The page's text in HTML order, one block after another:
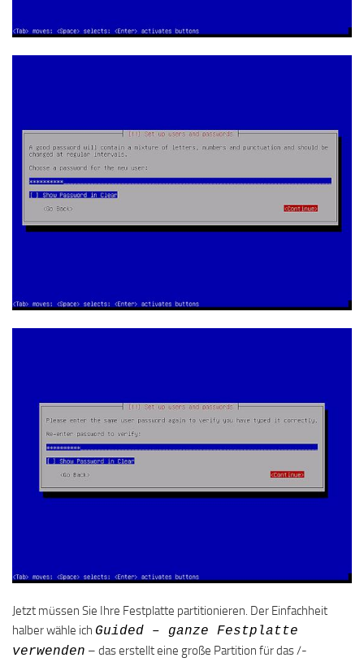
Jetzt müssen Sie Ihre Festplatte partitionieren. Der Einfachheit
halber wähle ich Guided – ganze Festplatte
verwenden – das erstellt eine große Partition für das /-